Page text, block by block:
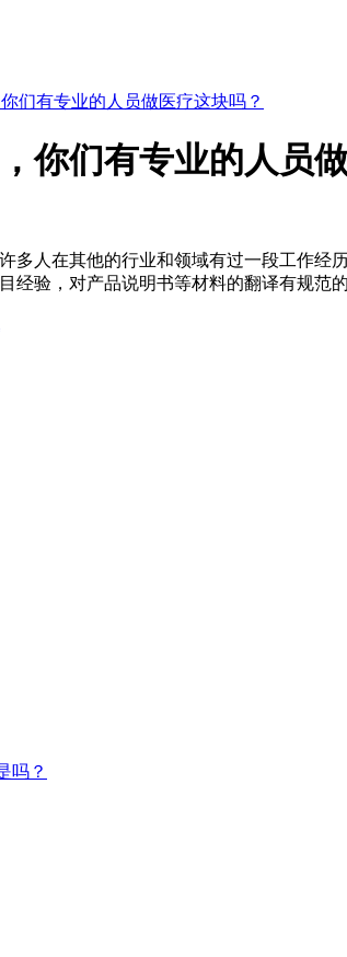
们有专业的人员做医疗这块吗？
你们有专业的人员
人在其他的行业和领域有过一段工作经
验，对产品说明书等材料的翻译有规范
吗？